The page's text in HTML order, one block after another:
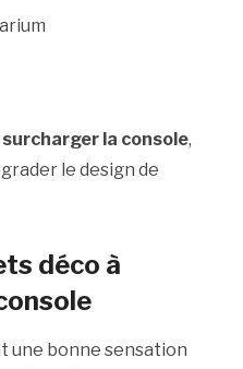
la console,
le design de
déco à
une bonne sensation